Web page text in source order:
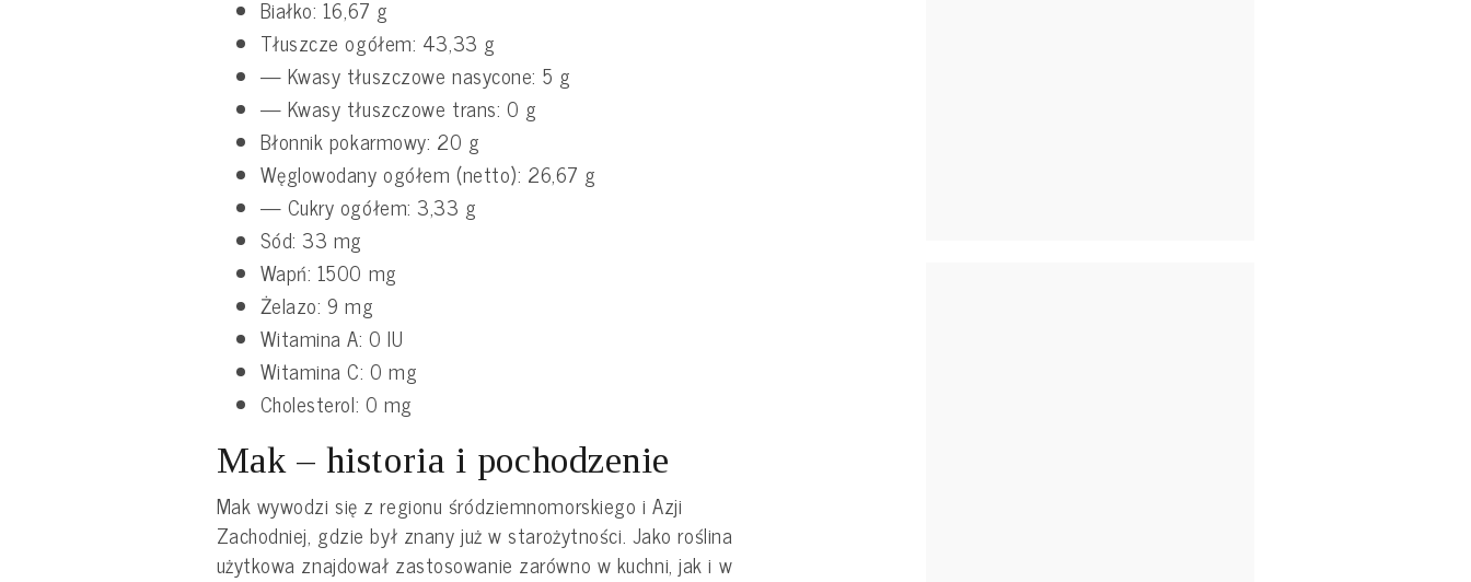
Białko: 16,67 g
Tłuszcze ogółem: 43,33 g
— Kwasy tłuszczowe nasycone: 5 g
— Kwasy tłuszczowe trans: 0 g
Błonnik pokarmowy: 20 g
Węglowodany ogółem (netto): 26,67 g
— Cukry ogółem: 3,33 g
Sód: 33 mg
Wapń: 1500 mg
Żelazo: 9 mg
Witamina A: 0 IU
Witamina C: 0 mg
Cholesterol: 0 mg
Mak – historia i pochodzenie
Mak wywodzi się z regionu śródziemnomorskiego i Azji
Zachodniej, gdzie był znany już w starożytności. Jako roślina
użytkowa znajdował zastosowanie zarówno w kuchni, jak i w